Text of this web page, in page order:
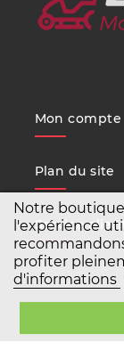
Notre
l'expérience
profiter
d'informations
Mon compte
Plan du site
Service